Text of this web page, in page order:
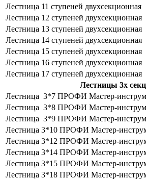
Лестница 11 ступеней двухсекционная
Лестница 12 ступеней двухсекционная
Лестница 13 ступеней двухсекционная
Лестница 14 ступеней двухсекционная
Лестница 15 ступеней двухсекционная
Лестница 16 ступеней двухсекционная
Лестница 17 ступеней двухсекционная
Лестницы 3х
Лестница 3*7 ПРОФИ Мастер-
Лестница 3*8 ПРОФИ Мастер-
Лестница 3*9 ПРОФИ Мастер-
Лестница 3*10 ПРОФИ Мастер-
Лестница 3*12 ПРОФИ Мастер-
Лестница 3*14 ПРОФИ Мастер-
Лестница 3*15 ПРОФИ Мастер-
Лестница 3*18 ПРОФИ Мастер-